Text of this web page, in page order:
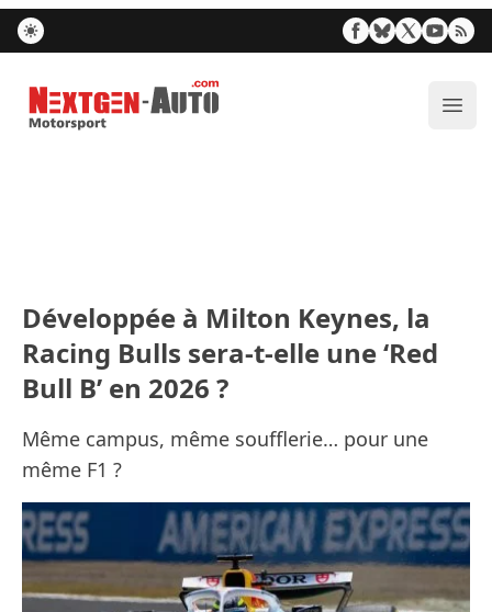
Nextgen-Auto.com
Développée à Milton Keynes, la
Racing Bulls sera-t-elle une ‘Red
Bull B’ en 2026 ?
Même campus, même soufflerie… pour une
même F1 ?